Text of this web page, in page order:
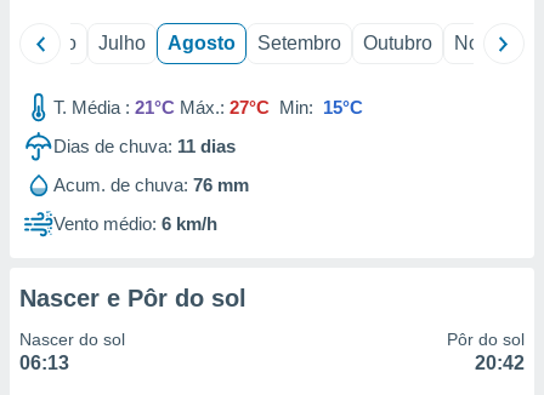
Junho Julho Agosto Setembro Outubro Novembro
T. Média : 21°C Máx.: 27°C Min: 15°C
Dias de chuva: 11 dias
Acum. de chuva: 76 mm
Vento médio: 6 km/h
Nascer e Pôr do sol
Nascer do sol
06:13
Pôr do sol
20:42